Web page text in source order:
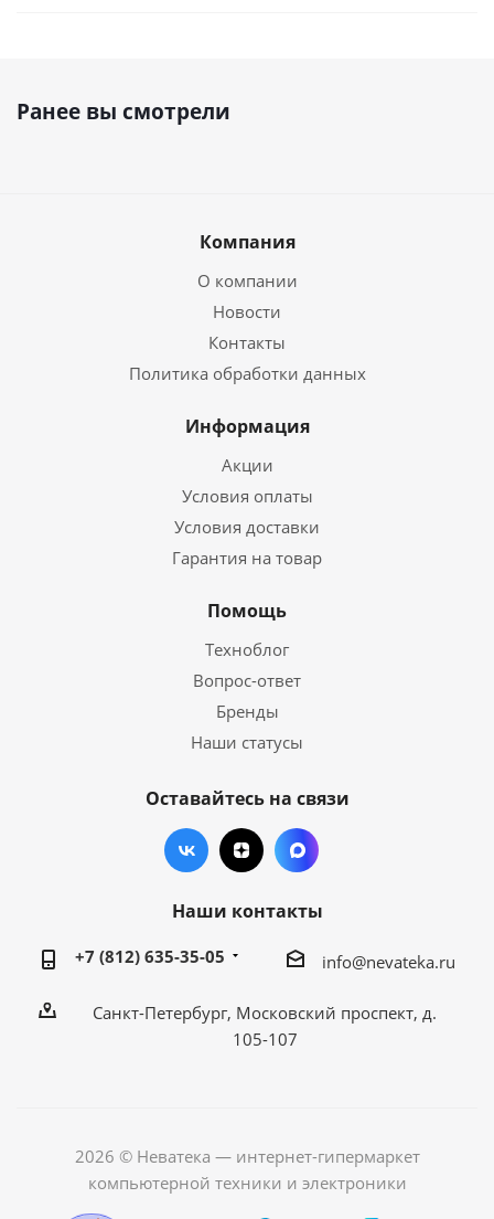
Ранее вы смотрели
Компания
О компании
Новости
Контакты
Политика обработки данных
Информация
Акции
Условия оплаты
Условия доставки
Гарантия на товар
Помощь
Техноблог
Вопрос-ответ
Бренды
Наши статусы
Оставайтесь на связи
Наши контакты
+7 (812) 635-35-05 info@nevateka.ru
Санкт-Петербург, Московский проспект, д.
105-107
2026 © Неватека — интернет-гипермаркет
компьютерной техники и электроники